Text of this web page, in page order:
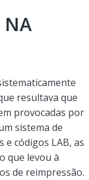
NA
resultava que
provocadas por
sistema de
e códigos LAB, as
que levou à
de reimpressão.